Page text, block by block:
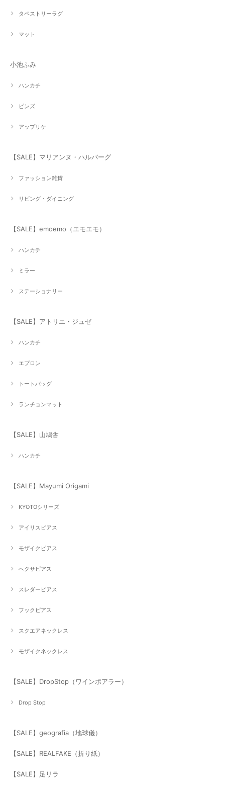
タペストリーラグ
マット
小池ふみ
ハンカチ
ピンズ
アップリケ
【SALE】マリアンヌ・ハルバーグ
ファッション雑貨
リビング・ダイニング
【SALE】emoemo（エモエモ）
ハンカチ
ミラー
ステーショナリー
【SALE】アトリエ・ジュゼ
ハンカチ
エプロン
トートバッグ
ランチョンマット
【SALE】山鳩舎
ハンカチ
【SALE】Mayumi Origami
KYOTOシリーズ
アイリスピアス
モザイクピアス
へクサピアス
スレダーピアス
フックピアス
スクエアネックレス
モザイクネックレス
【SALE】DropStop（ワインポアラー）
Drop Stop
【SALE】geografia（地球儀）
【SALE】REALFAKE（折り紙）
【SALE】足リラ